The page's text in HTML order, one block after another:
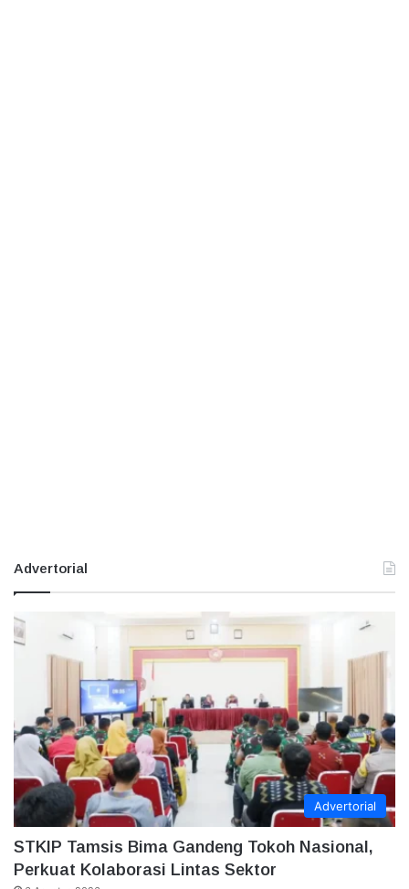
Advertorial
Advertorial
STKIP Tamsis Bima Gandeng Tokoh Nasional,
Perkuat Kolaborasi Lintas Sektor